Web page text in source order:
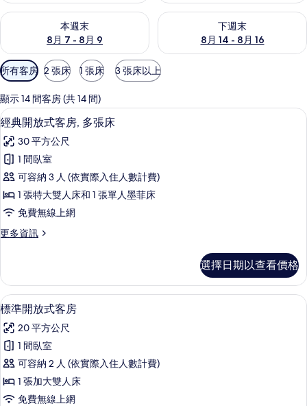
本週末
8月 7 - 8月 9
查看本週末 (8月 7 - 8月 9) 的供應情況
下週末
8月 14 - 8月 16
查看下週末 (8月 14 - 8月 16)
可
用
的
客
房
篩
選
條
所有客房 2 張床 1 張床 3 張床以上
顯示 14 間客房 (共 14 間)
顯
示
經
典
開
放
客
多
張
床
的
所
有
相
片
書桌、遮光布/窗簾、隔音、熨斗/熨衣
1
經典開放式客房, 多張床
30 平方公尺
1 間臥室
可容納 3 人 (依實際入住人數計費)
1 張特大雙人床和 1 張單人墨菲床
免費無線上網
更多資訊
更
開
放
式
房,
多
張
床
的
詳
選擇日期以查看價格
顯
示
標
準
開
放
標準開放式客房 | 私人廚房 | 咖啡機/
1
標準開放式客房
20 平方公尺
1 間臥室
可容納 2 人 (依實際入住人數計費)
1 張加大雙人床
免費無線上網